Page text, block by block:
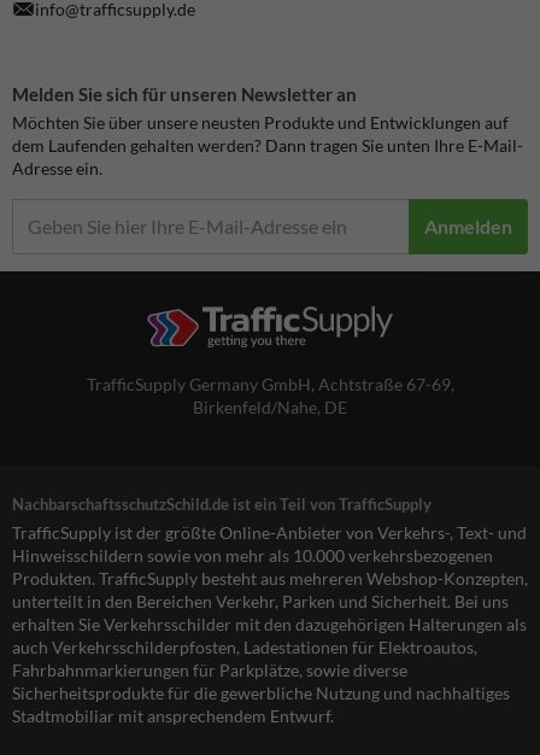
info@trafficsupply.de
Melden Sie sich für unseren Newsletter an
Möchten Sie über unsere neusten Produkte und Entwicklungen auf
dem Laufenden gehalten werden? Dann tragen Sie unten Ihre E-Mail-
Adresse ein.
Anmelden
TrafficSupply Germany GmbH, Achtstraße 67-69,
Birkenfeld/Nahe, DE
NachbarschaftsschutzSchild.de ist ein Teil von TrafficSupply
TrafficSupply ist der größte Online-Anbieter von Verkehrs-, Text- und
Hinweisschildern sowie von mehr als 10.000 verkehrsbezogenen
Produkten. TrafficSupply besteht aus mehreren Webshop-Konzepten,
unterteilt in den Bereichen Verkehr, Parken und Sicherheit. Bei uns
erhalten Sie Verkehrsschilder mit den dazugehörigen Halterungen als
auch Verkehrsschilderpfosten, Ladestationen für Elektroautos,
Fahrbahnmarkierungen für Parkplätze, sowie diverse
Sicherheitsprodukte für die gewerbliche Nutzung und nachhaltiges
Stadtmobiliar mit ansprechendem Entwurf.